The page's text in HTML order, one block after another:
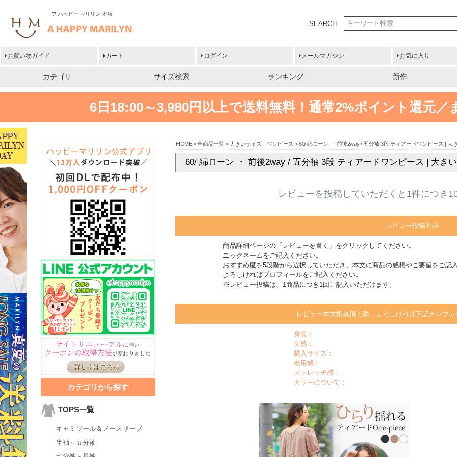
ア ハッピー マリリン 本店
SEARCH
お買い物ガイド カート ログイン メールマガジン お気に入り
カテゴリ サイズ検索 ランキング 新作
6日18:00～3,980円以上で送料無料！ 通常2%ポイント還元／
カテゴリから探す
TOPS一覧
キャミソール＆ノースリーブ
半袖～五分袖
HOME 全商品一覧 大きいサイズ ワンピース 60/ 綿ローン ・ 前後2way / 五分袖 3段 ティアードワンピース |
60/ 綿ローン ・ 前後2way / 五分袖 3段 ティアードワンピース | 大き
レビューを投稿していただくと1件につき
レビュー投稿方法
商品詳細ページの「レビューを書く」をクリックしてください。
ニックネームをご記入ください。
おすすめ度を5段階から選択していただき、本文に商品の感想やご要望をご記入
よろしければプロフィールをご記入ください。
※レビュー投稿は、1商品につき1回ご記入いただけます。
レビュー本文投稿頂く際、よろしければ下記テンプレ
身長：
丈感：
購入サイズ：
着用感：
ストレッチ感：
カラーについて：